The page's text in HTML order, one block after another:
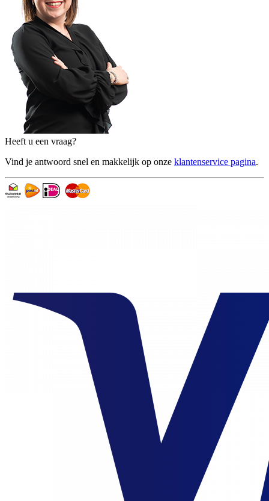
Heeft u een vraag?
Vind je antwoord snel en makkelijk op onze klantenservice pagina.